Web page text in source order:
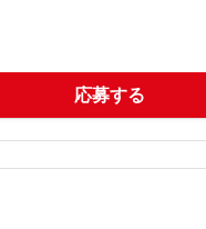
応募する